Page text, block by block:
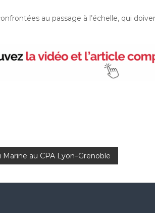
au passage à l’échelle, qui
au CPA Lyon–Grenoble